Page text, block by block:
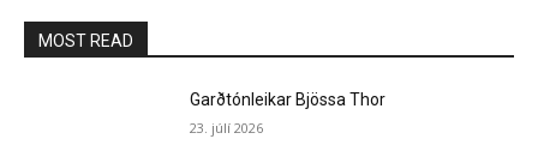
MOST READ
Garðtónleikar Bjössa Thor
23. júlí 2026